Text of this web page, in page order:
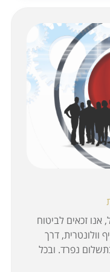
אנו זכאים לביטוח
וולונטרית, דרך
נפרד. ובכל